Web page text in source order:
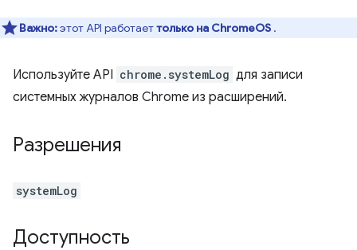
Важно:этот API работаеттолько на ChromeOS .
Используйте API chrome.systemLog для записи
системных журналов Chrome из расширений.
Разрешения
systemLog
Доступность